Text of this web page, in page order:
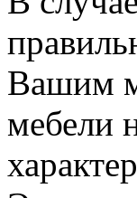
Вашим
мебели